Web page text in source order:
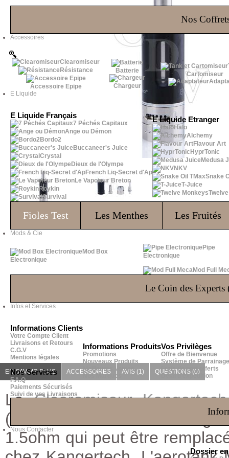
Nos
Accessoires
Clearomiseur
Résistance
Accessoire Epipe
Batterie
Chargeur
Cartomiseur
E Liquide
E Liquide Français
7 Péchés Capitaux
Ange ou Démon
Bordo2
Buccaneer's Juice
Crystal
Dieux de l'Olympe
French Liq-Secret d'Ap
Le Vapoteur Breton
Roykin
Survival
E Liquide Etranger
Halo
Alchemy
Flavour Art
HyprTonic
Medusa
NKV
Snake
T-Juice
Fioles Test Les Menthes Les Fruités
Mods & Cie
Mod Box
Electronique
Pipe
Electronique
Mod Full
Le Coin des Experts
Infos et Services
Informations Clients
Votre Compte Client
Livraisons et Retours
C.G.V
Mentions légales
Nos Services
F.A.Q
Paiements Sécurisés
Suivi de vos Livraisons
Informations Produits
Promotions
Nouveaux Produits
Meilleures Ventes
Nos Marques
Vos Privilèges
Offre de Bienvenue
Système de Parrainage
Frais de port offerts
Délai d'expédition
Nous Contacter
Dossier
EN SAVOIR PLUS ACCESSOIRES AVIS (1) QUESTIONS (0)
LeClearomiseur Kangertech
(Bottom Dual Coil
1.5ohm qui peut être